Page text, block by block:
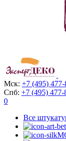
Мск: +7 (495) 477-
Спб: +7 (495) 477-
0
Все